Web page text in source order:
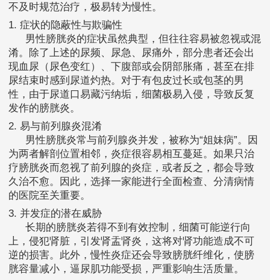
不及时规范治疗，极易转为慢性。
1. 症状的隐蔽性与欺骗性
男性膀胱炎的症状虽然典型，但往往容易被忽视或混
淆。除了上述的尿频、尿急、尿痛外，部分患者还会出
现血尿（尿色变红）、下腹部或会阴部胀痛，甚至在排
尿结束时感到尿道灼热。对于有包皮过长或包茎的男
性，由于尿道口易藏污纳垢，细菌极易入侵，导致反复
发作的膀胱炎。
2. 易与前列腺炎混淆
男性膀胱炎常与前列腺炎并发，被称为“姐妹病”。因
为两者解剖位置相邻，炎症很容易相互蔓延。如果只治
疗膀胱炎而忽视了前列腺的炎症，或者反之，都会导致
久治不愈。因此，选择一家能进行全面检查、分清病情
的医院至关重要。
3. 并发症的潜在威胁
长期的膀胱炎若得不到有效控制，细菌可能逆行向
上，侵犯肾脏，引发肾盂肾炎，这将对肾功能造成不可
逆的损害。此外，慢性炎症还会导致膀胱纤维化，使膀
胱容量减小，逼尿肌功能受损，严重影响生活质量。